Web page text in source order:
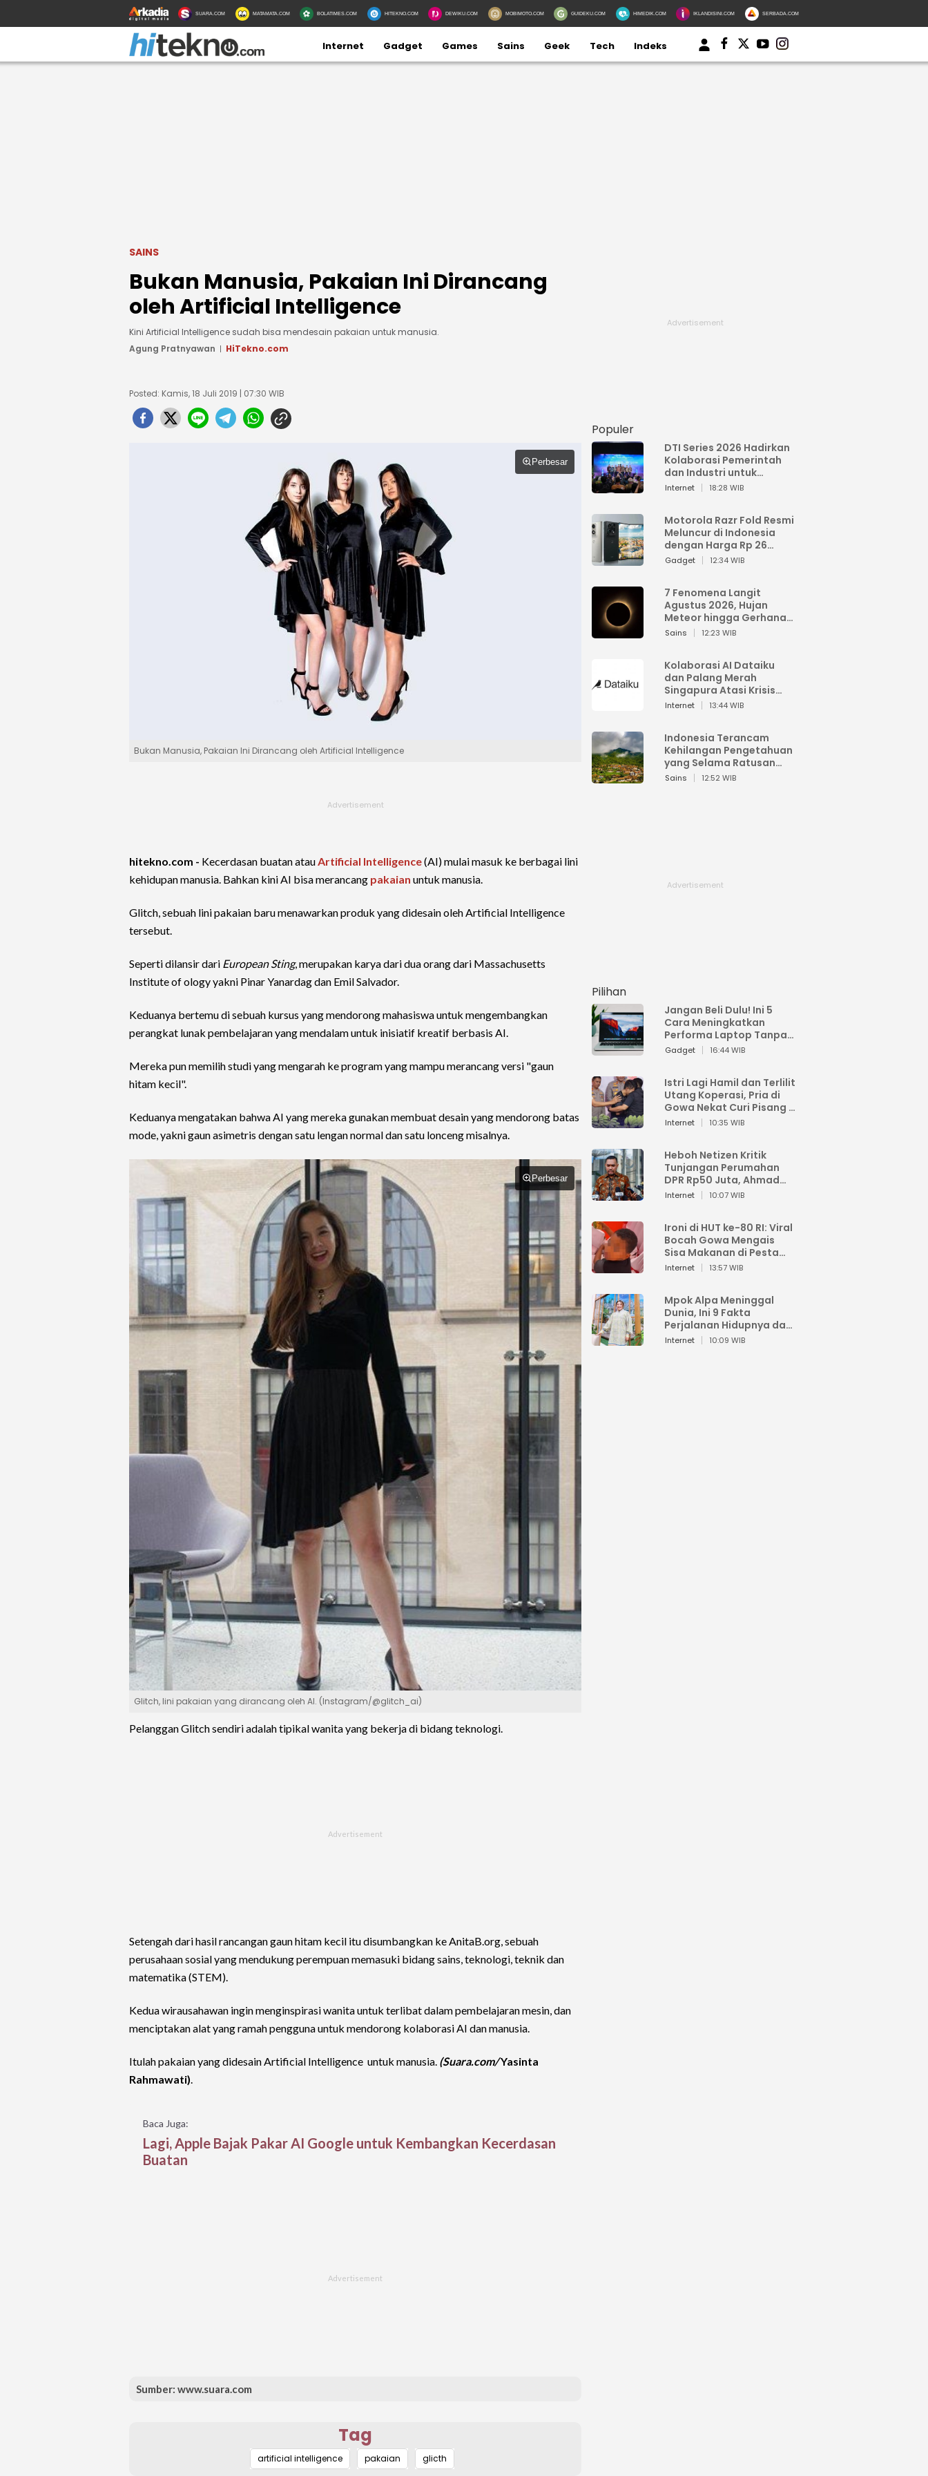
SUARA.COM MATAMATA.COM BOLATIMES.COM HITEKNO.COM DEWIKU.COM MOBIMOTO.COM GUIDEKU.COM HIMEDIK.COM IKLANDISINI.COM SERBADA.COM
Internet Gadget Games Sains Geek Tech Indeks
SAINS
Bukan Manusia, Pakaian Ini Dirancang
oleh Artificial Intelligence
Kini Artificial Intelligence sudah bisa mendesain pakaian untuk manusia.
Agung Pratnyawan
HiTekno.com
Posted: Kamis, 18 Juli 2019 | 07:30 WIB
Perbesar
Bukan Manusia, Pakaian Ini Dirancang oleh Artificial Intelligence
hitekno.com - Kecerdasan buatan atauArtificial Intelligence(AI) mulai masuk ke berbagai lini
kehidupan manusia. Bahkan kini AI bisa merancang pakaian untuk manusia.
Glitch, sebuah lini pakaian baru menawarkan produk yang didesain oleh Artificial Intelligence
tersebut.
Seperti dilansir dari European Sting, merupakan karya dari dua orang dari Massachusetts
Institute of ology yakni Pinar Yanardag dan Emil Salvador.
Keduanya bertemu di sebuah kursus yang mendorong mahasiswa untuk mengembangkan
perangkat lunak pembelajaran yang mendalam untuk inisiatif kreatif berbasis AI.
Mereka pun memilih studi yang mengarah ke program yang mampu merancang versi "gaun
hitam kecil".
Keduanya mengatakan bahwa AI yang mereka gunakan membuat desain yang mendorong batas
mode, yakni gaun asimetris dengan satu lengan normal dan satu lonceng misalnya.
Perbesar
Glitch, lini pakaian yang dirancang oleh AI. (Instagram/@glitch_ai)
Pelanggan Glitch sendiri adalah tipikal wanita yang bekerja di bidang teknologi.
Setengah dari hasil rancangan gaun hitam kecil itu disumbangkan ke AnitaB.org, sebuah
perusahaan sosial yang mendukung perempuan memasuki bidang sains, teknologi, teknik dan
matematika (STEM).
Kedua wirausahawan ingin menginspirasi wanita untuk terlibat dalam pembelajaran mesin, dan
menciptakan alat yang ramah pengguna untuk mendorong kolaborasi AI dan manusia.
Itulah pakaian yang didesain Artificial Intelligence untuk manusia. (Suara.com/Yasinta
Rahmawati).
Baca Juga:
Lagi, Apple Bajak Pakar AI Google untuk Kembangkan Kecerdasan
Buatan
Sumber: www.suara.com
Tag
artificial intelligence pakaian glicth
Populer
DTI Series 2026 Hadirkan
Kolaborasi Pemerintah
dan Industri untuk
Percepatan
Internet 18:28 WIB
Motorola Razr Fold Resmi
Meluncur di Indonesia
dengan Harga Rp 26
Jutaan
Gadget 12:34 WIB
7 Fenomena Langit
Agustus 2026, Hujan
Meteor hingga Gerhana
Matahari
Sains 12:23 WIB
Kolaborasi AI Dataiku
dan Palang Merah
Singapura Atasi Krisis
Bencana
Internet 13:44 WIB
Indonesia Terancam
Kehilangan Pengetahuan
yang Selama Ratusan
Tahun Menjaga Alam
Sains 12:52 WIB
Pilihan
Jangan Beli Dulu! Ini 5
Cara Meningkatkan
Performa Laptop Tanpa
Harus Beli Baru
Gadget 16:44 WIB
Istri Lagi Hamil dan Terlilit
Utang Koperasi, Pria di
Gowa Nekat Curi Pisang 4
Tandan Milik Tetangga,
Internet 10:35 WIB
Heboh Netizen Kritik
Tunjangan Perumahan
DPR Rp50 Juta, Ahmad
Sahroni: Enggak Senang
Internet 10:07 WIB
Ironi di HUT ke-80 RI: Viral
Bocah Gowa Mengais
Sisa Makanan di Pesta
Kemerdekaan
Internet 13:57 WIB
Mpok Alpa Meninggal
Dunia, Ini 9 Fakta
Perjalanan Hidupnya dari
Viral hingga Puncak
Internet 10:09 WIB